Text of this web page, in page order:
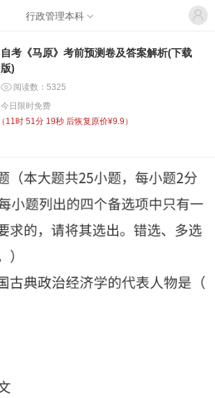
行政管理本科
自考《马原》考前预测卷及答案解析(下载
版)
阅读数：5325
今日限时免费
（ 11时 51分 19秒 后恢复原价¥9.9）